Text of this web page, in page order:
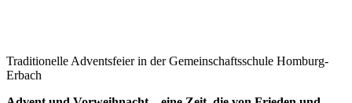
Traditionelle Adventsfeier in der Gemeinschaftsschule Homburg-
Erbach